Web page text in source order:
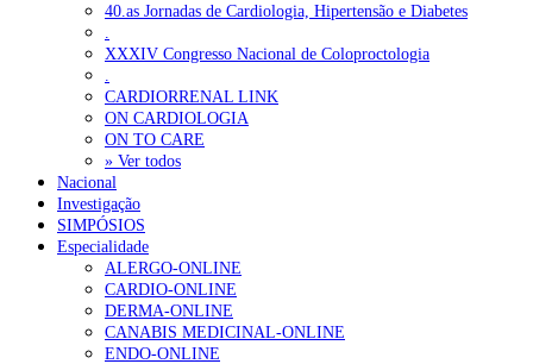
40.as Jornadas de Cardiologia, Hipertensão e Diabetes
XXXIV Congresso Nacional de Coloproctologia
CARDIORRENAL LINK
ON CARDIOLOGIA
ON TO CARE
» Ver todos
Nacional
Investigação
SIMPÓSIOS
Especialidade
ALERGO-ONLINE
CARDIO-ONLINE
DERMA-ONLINE
CANABIS MEDICINAL-ONLINE
ENDO-ONLINE